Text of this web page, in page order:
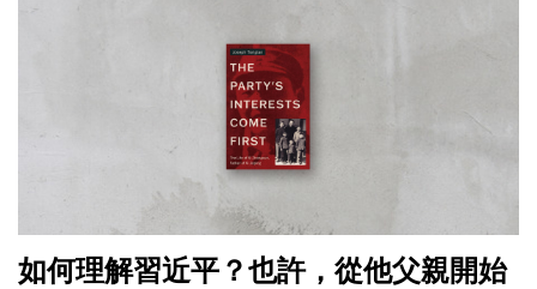
如何理解習近平？也許，從他父親開始